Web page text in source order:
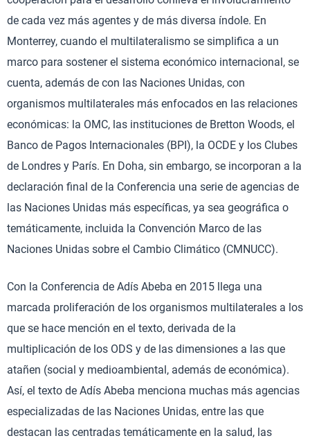
de cada vez más agentes y de más diversa índole. En
Monterrey, cuando el multilateralismo se simplifica a un
marco para sostener el sistema económico internacional, se
cuenta, además de con las Naciones Unidas, con
organismos multilaterales más enfocados en las relaciones
económicas: la OMC, las instituciones de Bretton Woods, el
Banco de Pagos Internacionales (BPI), la OCDE y los Clubes
de Londres y París. En Doha, sin embargo, se incorporan a la
declaración final de la Conferencia una serie de agencias de
las Naciones Unidas más específicas, ya sea geográfica o
temáticamente, incluida la Convención Marco de las
Naciones Unidas sobre el Cambio Climático (CMNUCC).
Con la Conferencia de Adís Abeba en 2015 llega una
marcada proliferación de los organismos multilaterales a los
que se hace mención en el texto, derivada de la
multiplicación de los ODS y de las dimensiones a las que
atañen (social y medioambiental, además de económica).
Así, el texto de Adís Abeba menciona muchas más agencias
especializadas de las Naciones Unidas, entre las que
destacan las centradas temáticamente en la salud, las